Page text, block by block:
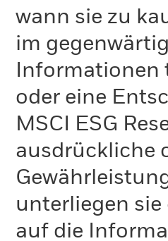
wann sie zu
im
Informationen
oder eine
MSCI ESG
ausdrückliche
unterliegen
auf die